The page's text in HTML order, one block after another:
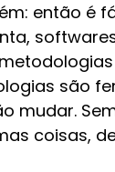
então é
são
mudar.
coisas,